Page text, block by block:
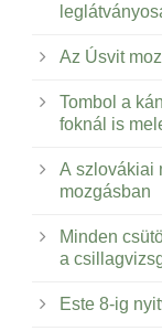
Az Úsvit
Tombol a
foknál is
A szlovákiai
mozgásban
Minden
a
Este 8-ig